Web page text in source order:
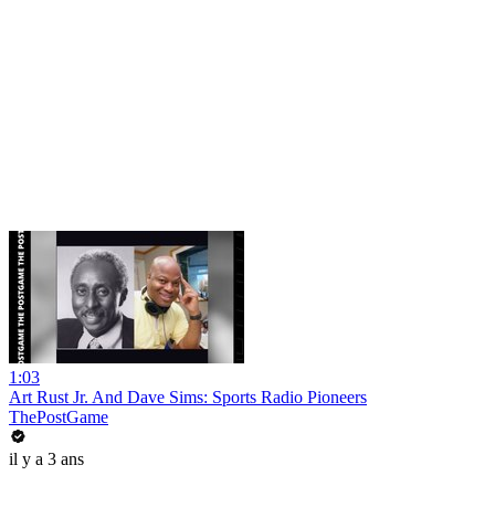
1:03
Art Rust Jr. And Dave Sims: Sports Radio Pioneers
ThePostGame
il y a 3 ans